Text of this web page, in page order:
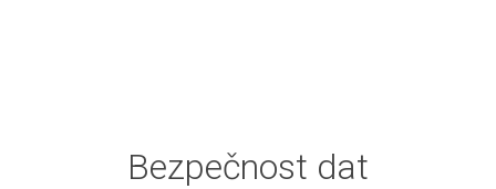
Bezpečnost dat